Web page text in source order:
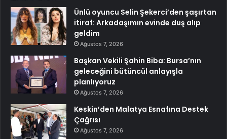
Ünlü oyuncu Selin Şekerci’den şaşırtan
itiraf: Arkadaşımın evinde duş alıp
geldim
Ağustos 7, 2026
Başkan Vekili Şahin Biba: Bursa’nın
geleceğini bütüncül anlayışla
planlıyoruz
Ağustos 7, 2026
Keskin’den Malatya Esnafına Destek
Çağrısı
Ağustos 7, 2026